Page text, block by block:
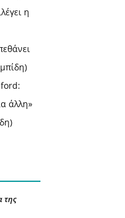
η
άλλη»
της